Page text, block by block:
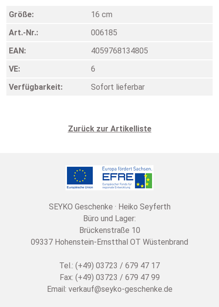
Größe:
16 cm
Art.-Nr.:
006185
EAN:
4059768134805
VE:
6
Verfügbarkeit:
Sofort lieferbar
Zurück zur Artikelliste
SEYKO Geschenke · Heiko Seyferth
Büro und Lager:
Brückenstraße 10
09337 Hohenstein-Ernstthal OT Wüstenbrand
Tel.: (+49) 03723 / 679 47 17
Fax: (+49) 03723 / 679 47 99
Email: verkauf@seyko-geschenke.de